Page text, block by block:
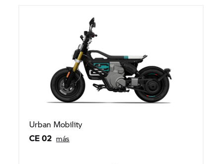
Urban Mobility
CE 02 más